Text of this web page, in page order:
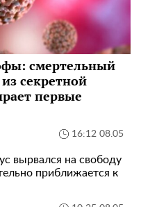
смертельный
секретной
первые
16:12 08.05
вырвался на свободу
приближается к